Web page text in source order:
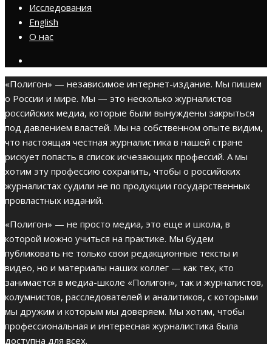
Исследования
English
О нас
«Полигон» — независимое интернет-издание. Мы пишем
о России и мире. Мы — это несколько журналистов
российских медиа, которые были вынуждены закрыться
под давлением властей. Мы на собственном опыте видим,
что настоящая честная журналистика в нашей стране
рискует попасть в список исчезающих профессий. А мы
хотим эту профессию сохранить, чтобы о российских
журналистах судили не по продукции государственных
провластных изданий.
«Полигон» — не просто медиа, это еще и школа, в
которой можно учиться на практике. Мы будем
публиковать не только свои редакционные тексты и
видео, но и материалы наших коллег — как тех, кто
занимается в медиа-школе «Полигон», так и журналистов,
колумнистов, расследователей и аналитиков, с которыми
мы дружим и которым мы доверяем. Мы хотим, чтобы
профессиональная и интересная журналистика была
доступна для всех.